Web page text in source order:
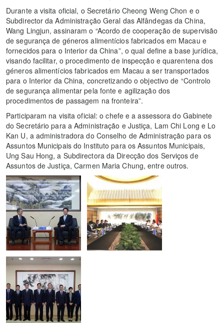
Durante a visita oficial, o Secretário Cheong Weng Chon e o
Subdirector da Administração Geral das Alfândegas da China,
Wang Lingjun, assinaram o “Acordo de cooperação de supervisão
de segurança de géneros alimentícios fabricados em Macau e
fornecidos para o Interior da China”, o qual define a base jurídica,
visando facilitar, o procedimento de inspecção e quarentena dos
géneros alimentícios fabricados em Macau a ser transportados
para o Interior da China, concretizando o objectivo de “Controlo
de segurança alimentar pela fonte e agilização dos
procedimentos de passagem na fronteira”.
Participaram na visita oficial: o chefe e a assessora do Gabinete
do Secretário para a Administração e Justiça, Lam Chi Long e Lo
Kan U, a administradora do Conselho de Administração para os
Assuntos Municipais do Instituto para os Assuntos Municipais,
Ung Sau Hong, a Subdirectora da Direcção dos Serviços de
Assuntos de Justiça, Carmen Maria Chung, entre outros.